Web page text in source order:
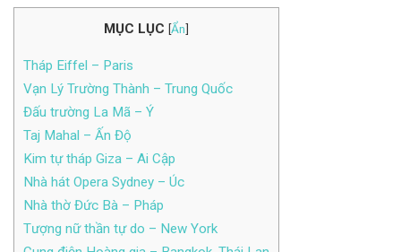
MỤC LỤC [Ẩn]
Tháp Eiffel – Paris
Vạn Lý Trường Thành – Trung Quốc
Đấu trường La Mã – Ý
Taj Mahal – Ấn Độ
Kim tự tháp Giza – Ai Cập
Nhà hát Opera Sydney – Úc
Nhà thờ Đức Bà – Pháp
Tượng nữ thần tự do – New York